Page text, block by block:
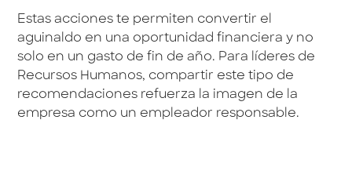
Estas acciones te permiten convertir el
aguinaldo en una oportunidad financiera y no
solo en un gasto de fin de año. Para líderes de
Recursos Humanos, compartir este tipo de
recomendaciones refuerza la imagen de la
empresa como un empleador responsable.